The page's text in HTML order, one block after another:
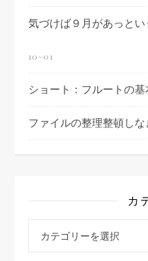
気づけば９月があっと
10-01
ショート：フルートの
ファイルの整理整頓しな
カ